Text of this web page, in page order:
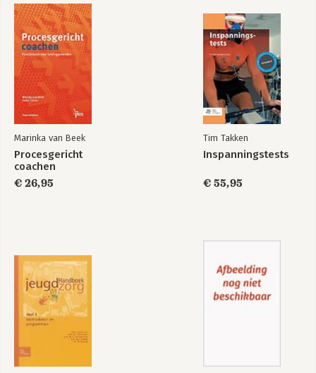
Bekijk alle boeken
Marinka van Beek
Procesgericht
coachen
€ 26,95
Tim Takken
Inspanningstests
€ 55,95